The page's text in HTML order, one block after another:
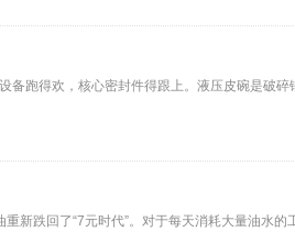
跑得欢，核心密封件得跟上。液压皮碗是破碎
新跌回了“7元时代”。对于每天消耗大量油水